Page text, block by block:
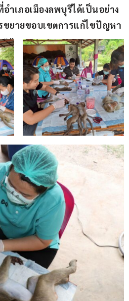
เภอเมืองลพบุรีได้เป็นอย่าง
ขยายขอบเขตการแก้ไขปัญหา
ๆ”